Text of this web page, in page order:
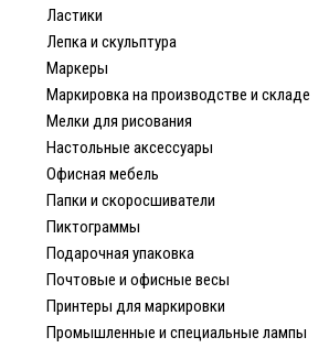
Ластики
Лепка и скульптура
Маркеры
Маркировка на производстве и складе
Мелки для рисования
Настольные аксессуары
Офисная мебель
Папки и скоросшиватели
Пиктограммы
Подарочная упаковка
Почтовые и офисные весы
Принтеры для маркировки
Промышленные и специальные лампы